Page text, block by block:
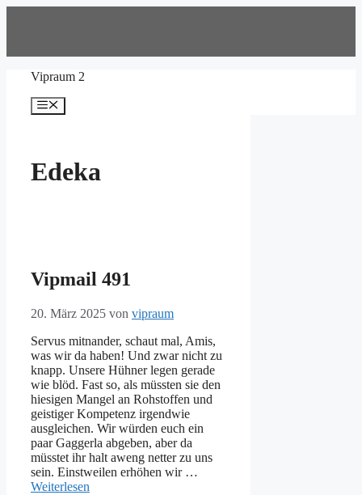
Vipraum 2
Menü
Edeka
Vipmail 491
20. März 2025 von vipraum
Servus mitnander, schaut mal, Amis,
was wir da haben! Und zwar nicht zu
knapp. Unsere Hühner legen gerade
wie blöd. Fast so, als müssten sie den
hiesigen Mangel an Rohstoffen und
geistiger Kompetenz irgendwie
ausgleichen. Wir würden euch ein
paar Gaggerla abgeben, aber da
müsstet ihr halt aweng netter zu uns
sein. Einstweilen erhöhen wir …
Weiterlesen